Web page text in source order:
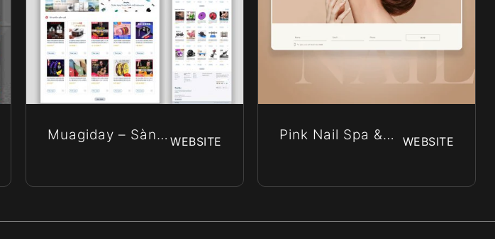
Muagiday – Sàn
Giới Hàng Đầu
WEBSITE
Pink Nail Spa &
WEBSITE